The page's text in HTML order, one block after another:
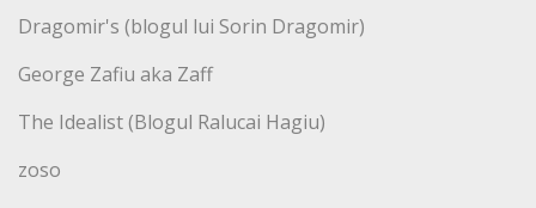
Dragomir's (blogul lui Sorin Dragomir)
George Zafiu aka Zaff
The Idealist (Blogul Ralucai Hagiu)
zoso